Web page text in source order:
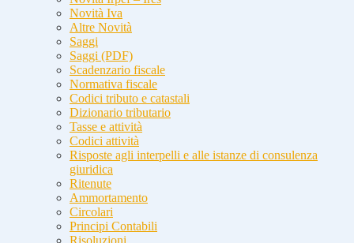
Novità Iva
Altre Novità
Saggi
Saggi (PDF)
Scadenzario fiscale
Normativa fiscale
Codici tributo e catastali
Dizionario tributario
Tasse e attività
Codici attività
Risposte agli interpelli e alle istanze di consulenza
giuridica
Ritenute
Ammortamento
Circolari
Principi Contabili
Risoluzioni